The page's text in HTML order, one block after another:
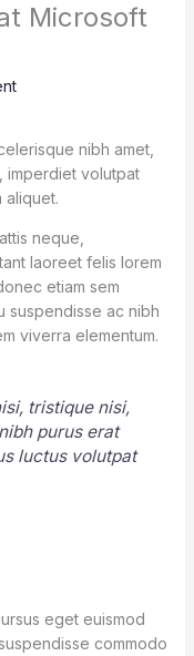
Microsoft
nibh amet,
imperdiet volutpat
aliquet.
neque,
laoreet felis lorem
etiam sem
suspendisse ac nibh
viverra elementum.
tristique nisi,
purus erat
luctus volutpat
eget euismod
commodo